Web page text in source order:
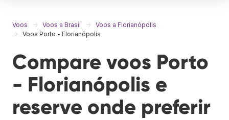
Voos Voos a Brasil
Voos a Florianópolis
Voos Porto - Florianópolis
Compare voos Porto
- Florianópolis e
reserve onde preferir